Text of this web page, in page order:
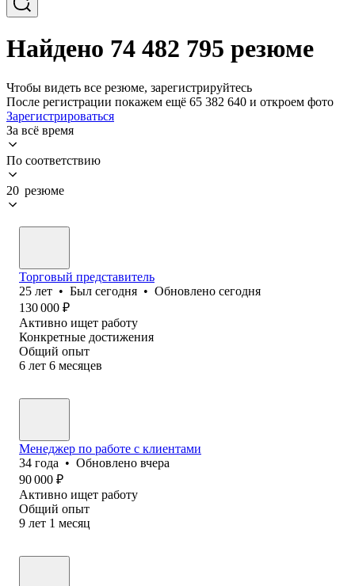
Найдено 74 482 795 резюме
Чтобы видеть все резюме, зарегистрируйтесь
После регистрации покажем ещё 65 382 640 и откроем фото
Зарегистрироваться
За всё время
По соответствию
20 резюме
Торговый представитель
25 лет • Был сегодня • Обновлено сегодня
130 000 ₽
Активно ищет работу
Конкретные достижения
Общий опыт
6 лет 6 месяцев
Менеджер по работе с клиентами
34 года • Обновлено вчера
90 000 ₽
Активно ищет работу
Общий опыт
9 лет 1 месяц